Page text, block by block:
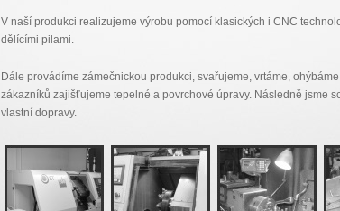
V naší produkci realizujeme výrobu pomocí klasických i CNC
dělícími pilami.
Dále provádíme zámečnickou produkci, svařujeme, vrtáme,
zákazníků zajišťujeme tepelné a povrchové úpravy. Následně jsme
vlastní dopravy.